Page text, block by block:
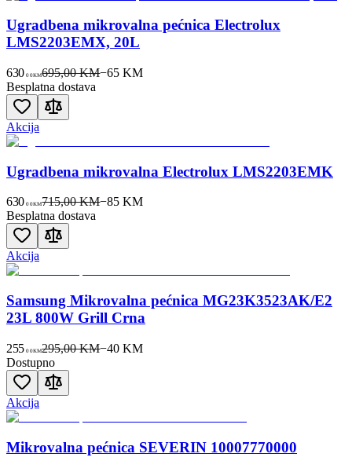
Ugradbena mikrovalna pećnica Electrolux
LMS2203EMX, 20L
630 00KM695,00 KM−65 KM
Besplatna dostava
Akcija
Ugradbena mikrovalna Electrolux LMS2203EMK
630 00KM715,00 KM−85 KM
Besplatna dostava
Akcija
Samsung Mikrovalna pećnica MG23K3523AK/E2
23L 800W Grill Crna
255 00KM295,00 KM−40 KM
Dostupno
Akcija
Mikrovalna pećnica SEVERIN 10007770000